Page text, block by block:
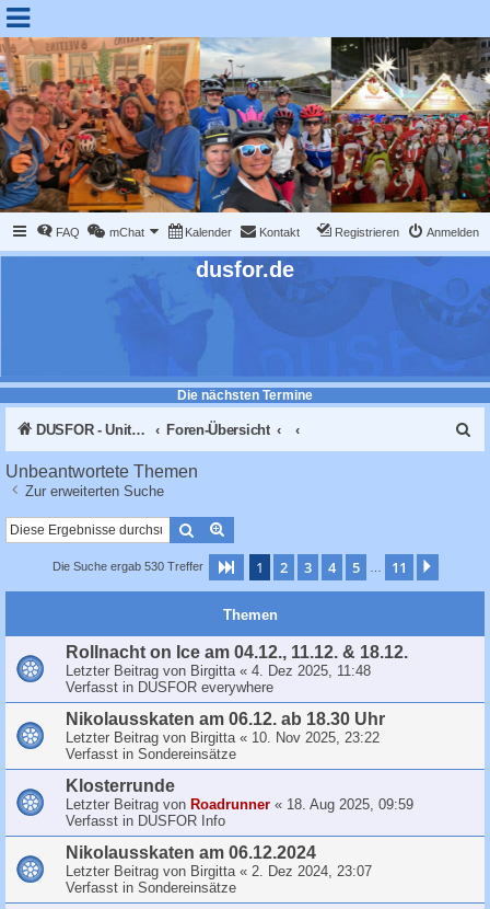
FAQ mChat Kalender Kontakt Anmelden
Registrieren
dusfor.de
Die nächsten Termine
DUSFOR - United Sk8 Nations :: Inline skaten in Düsseldorf Foren-Übersicht
Unbeantwortete Themen
Zur erweiterten Suche
Suche
Die Suche ergab 530 Treffer Seite 1von 11
1 2 3 4 5 11
Themen
Rollnacht on Ice am 04.12., 11.12. & 18.12.
Letzter Beitrag von Birgitta« 4. Dez 2025, 11:48
Verfasst in DUSFOR everywhere
Nikolausskaten am 06.12. ab 18.30 Uhr
Letzter Beitrag von Birgitta« 10. Nov 2025, 23:22
Verfasst in Sondereinsätze
Klosterrunde
Letzter Beitrag von Roadrunner « 18. Aug 2025, 09:59
Verfasst in DUSFOR Info
Nikolausskaten am 06.12.2024
Letzter Beitrag von Birgitta« 2. Dez 2024, 23:07
Verfasst in Sondereinsätze